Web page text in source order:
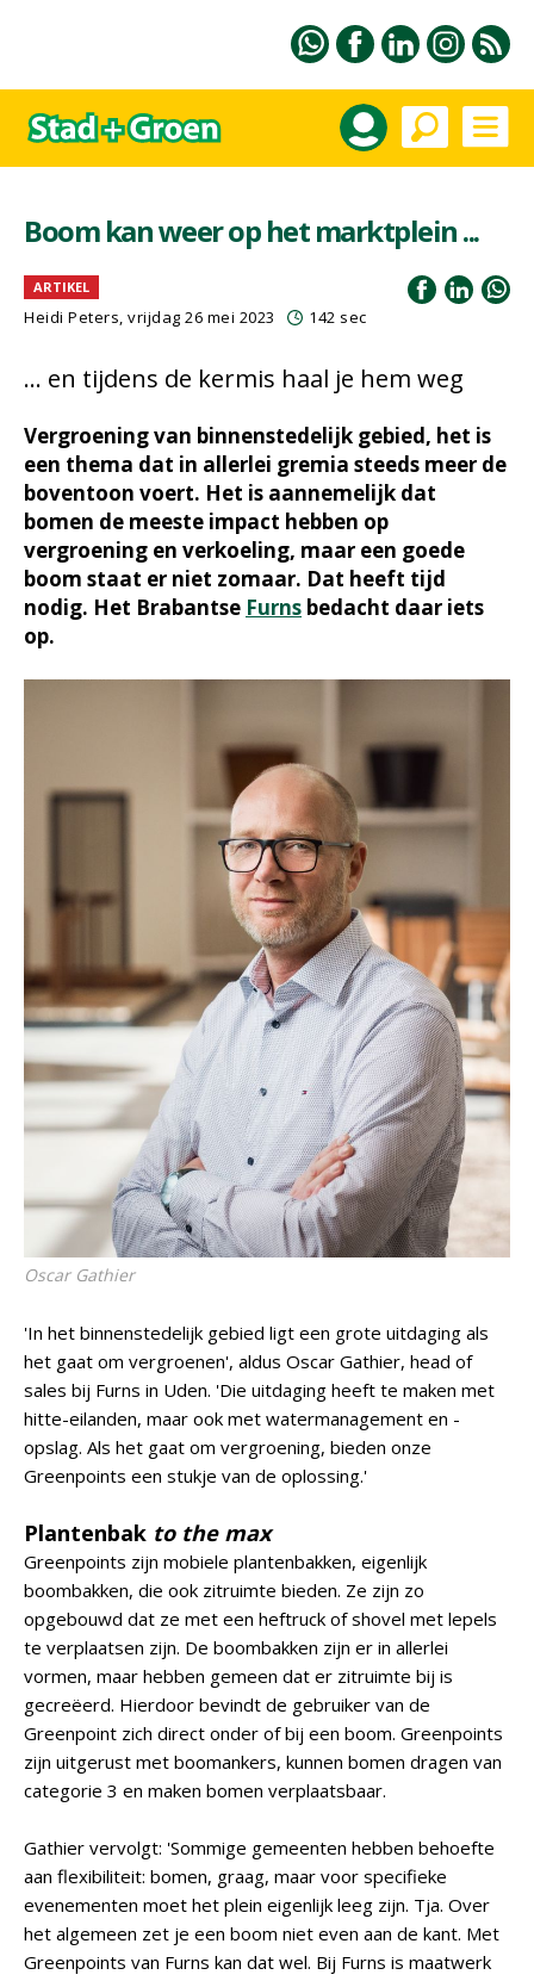
Boom kan weer op het marktplein ...
ARTIKEL
Heidi Peters, vrijdag 26 mei 2023 142 sec
... en tijdens de kermis haal je hem weg
Vergroening van binnenstedelijk gebied, het is
een thema dat in allerlei gremia steeds meer de
boventoon voert. Het is aannemelijk dat
bomen de meeste impact hebben op
vergroening en verkoeling, maar een goede
boom staat er niet zomaar. Dat heeft tijd
nodig. Het Brabantse Furns bedacht daar iets
op.
Oscar Gathier
'In het binnenstedelijk gebied ligt een grote uitdaging als
het gaat om vergroenen', aldus Oscar Gathier, head of
sales bij Furns in Uden. 'Die uitdaging heeft te maken met
hitte-eilanden, maar ook met watermanagement en -
opslag. Als het gaat om vergroening, bieden onze
Greenpoints een stukje van de oplossing.'
Plantenbak to the max
Greenpoints zijn mobiele plantenbakken, eigenlijk
boombakken, die ook zitruimte bieden. Ze zijn zo
opgebouwd dat ze met een heftruck of shovel met lepels
te verplaatsen zijn. De boombakken zijn er in allerlei
vormen, maar hebben gemeen dat er zitruimte bij is
gecreëerd. Hierdoor bevindt de gebruiker van de
Greenpoint zich direct onder of bij een boom. Greenpoints
zijn uitgerust met boomankers, kunnen bomen dragen van
categorie 3 en maken bomen verplaatsbaar.
Gathier vervolgt: 'Sommige gemeenten hebben behoefte
aan flexibiliteit: bomen, graag, maar voor specifieke
evenementen moet het plein eigenlijk leeg zijn. Tja. Over
het algemeen zet je een boom niet even aan de kant. Met
Greenpoints van Furns kan dat wel. Bij Furns is maatwerk